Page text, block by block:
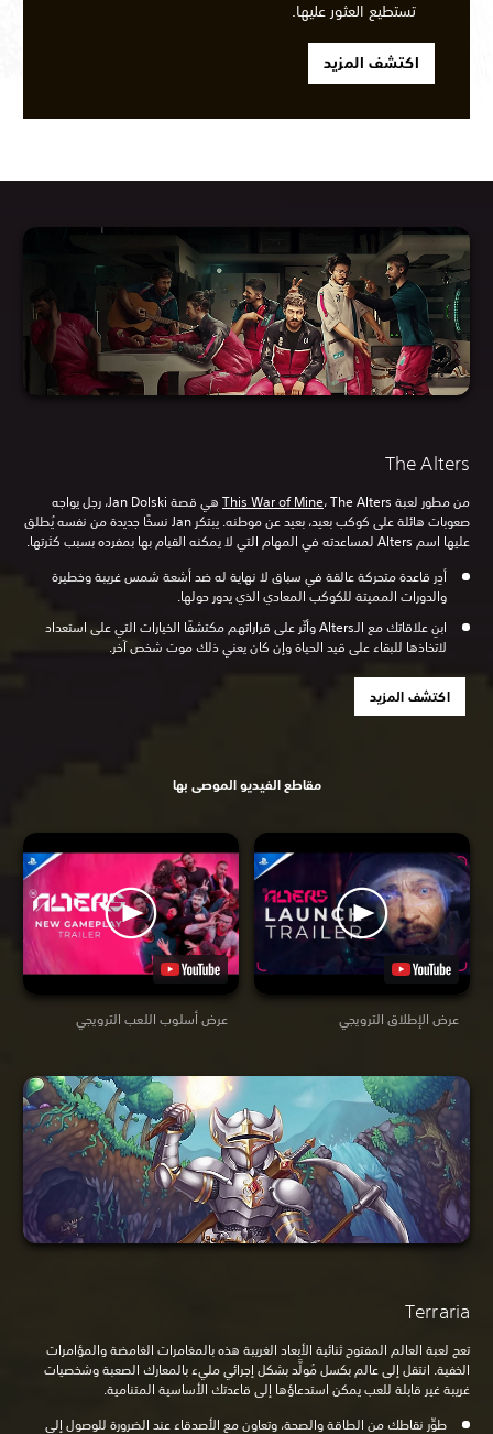
تستطيع العثور عليها.
اكتشف المزيد
The Alters
من مطور لعبة This War of Mine
، The Alters هي قصة Jan Dolski، رجل يواجه
صعوبات هائلة على كوكب بعيد، بعيد عن موطنه. يبتكر Jan نسخًا جديدة من نفسه يُطلق
عليها اسم Alters لمساعدته في المهام التي لا يمكنه القيام بها بمفرده بسبب كثرتها.
أدِر قاعدة متحركة عالقة في سباق لا نهاية له ضد أشعة شمس غريبة وخطيرة
والدورات المميتة للكوكب المعادي الذي يدور حولها.
ابنِ علاقاتك مع الـAlters وأثّر على قراراتهم مكتشفًا الخيارات التي على استعداد
لاتخاذها للبقاء على قيد الحياة وإن كان يعني ذلك موت شخص آخر.
اكتشف المزيد
مقاطع الفيديو الموصى بها
عرض أسلوب اللعب الترويجي عرض الإطلاق الترويجي
Terraria
تعج لعبة العالم المفتوح ثنائية الأبعاد الغريبة هذه بالمغامرات الغامضة والمؤامرات
الخفية. انتقل إلى عالم بكسل مُولَّد بشكل إجرائي مليء بالمعارك الصعبة وشخصيات
غريبة غير قابلة للعب يمكن استدعاؤها إلى قاعدتك الأساسية المتنامية.
طوِّر نقاطك من الطاقة والصحة، وتعاون مع الأصدقاء عند الضرورة للوصول إلى